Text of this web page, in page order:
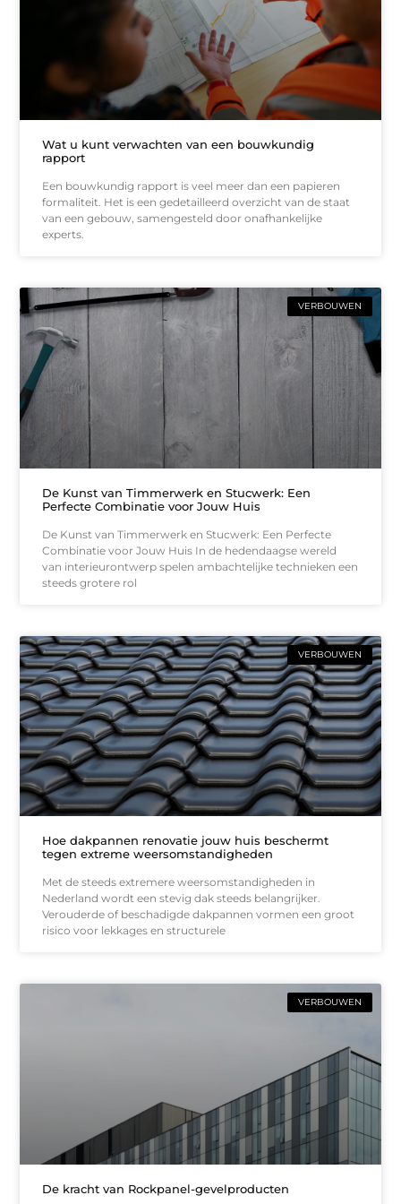
Wat u kunt verwachten van een bouwkundig
rapport
Een bouwkundig rapport is veel meer dan een papieren
formaliteit. Het is een gedetailleerd overzicht van de staat
van een gebouw, samengesteld door onafhankelijke
experts.
VERBOUWEN
De Kunst van Timmerwerk en Stucwerk: Een
Perfecte Combinatie voor Jouw Huis
De Kunst van Timmerwerk en Stucwerk: Een Perfecte
Combinatie voor Jouw Huis In de hedendaagse wereld
van interieurontwerp spelen ambachtelijke technieken een
steeds grotere rol
VERBOUWEN
Hoe dakpannen renovatie jouw huis beschermt
tegen extreme weersomstandigheden
Met de steeds extremere weersomstandigheden in
Nederland wordt een stevig dak steeds belangrijker.
Verouderde of beschadigde dakpannen vormen een groot
risico voor lekkages en structurele
VERBOUWEN
De kracht van Rockpanel-gevelproducten